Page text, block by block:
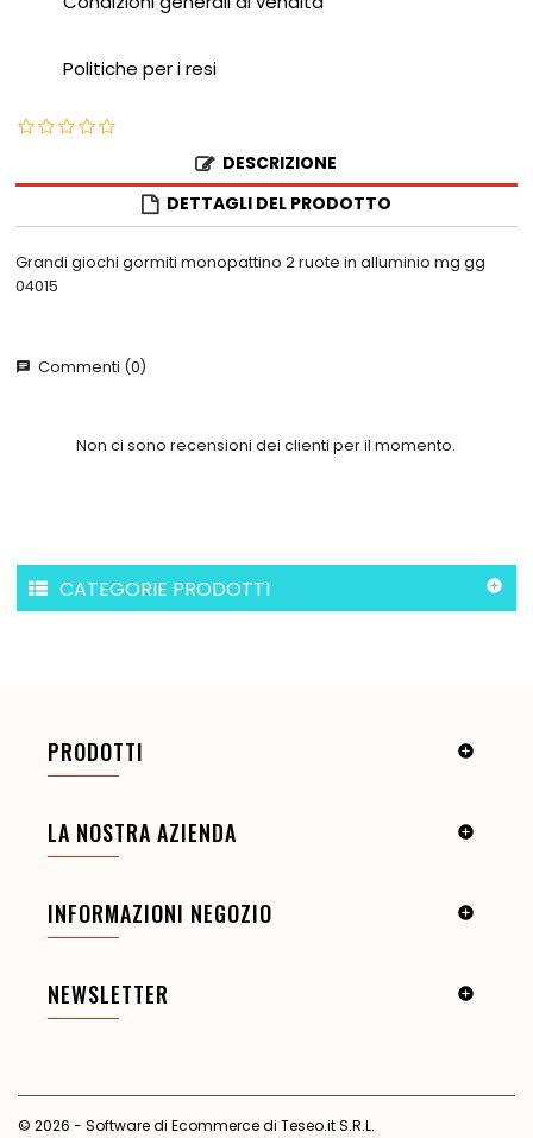
Politiche per i resi
DESCRIZIONE
DETTAGLI DEL PRODOTTO
Grandi giochi gormiti monopattino 2 ruote in alluminio mg gg
04015
chat Commenti (0)
Non ci sono recensioni dei clienti per il momento.
CATEGORIE PRODOTTI 
PRODOTTI 
LA NOSTRA AZIENDA 
INFORMAZIONI NEGOZIO 
NEWSLETTER 
© 2026 - Software di Ecommerce di Teseo.it S.R.L.